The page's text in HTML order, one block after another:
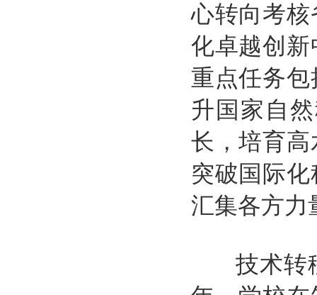
心转向考
化卓越创
重点任务
升国家自
长，培育
突破国际
汇集各方力
技术转